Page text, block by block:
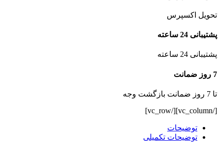
تحویل اکسپرس
پشتیبانی 24 ساعته
پشتیبانی 24 ساعته
7 روز ضمانت
تا 7 روز ضمانت بازگشت وجه
[/vc_column][/vc_row]
توضیحات
توضیحات تکمیلی